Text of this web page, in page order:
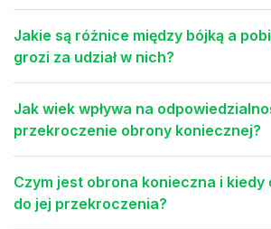
Jakie są różnice między bójką a
grozi za udział w nich?
Jak wiek wpływa na
przekroczenie obrony koniecznej?
Czym jest obrona konieczna i kiedy
do jej przekroczenia?